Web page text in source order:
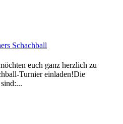
Schachball
euch ganz herzlich zu
Turnier einladen!Die